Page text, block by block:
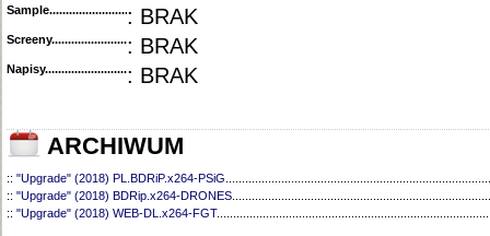
Sample............................................
: BRAK
Screeny...........................................
: BRAK
Napisy............................................
: BRAK
ARCHIWUM
:: "Upgrade" (2018) PL.BDRiP.x264-PSiG
:: "Upgrade" (2018) BDRip.x264-DRONES
:: "Upgrade" (2018) WEB-DL.x264-FGT